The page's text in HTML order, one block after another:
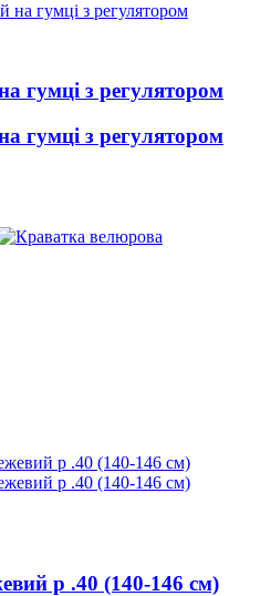
гумці з регулятором
гумці з регулятором
р .40 (140-146 см)